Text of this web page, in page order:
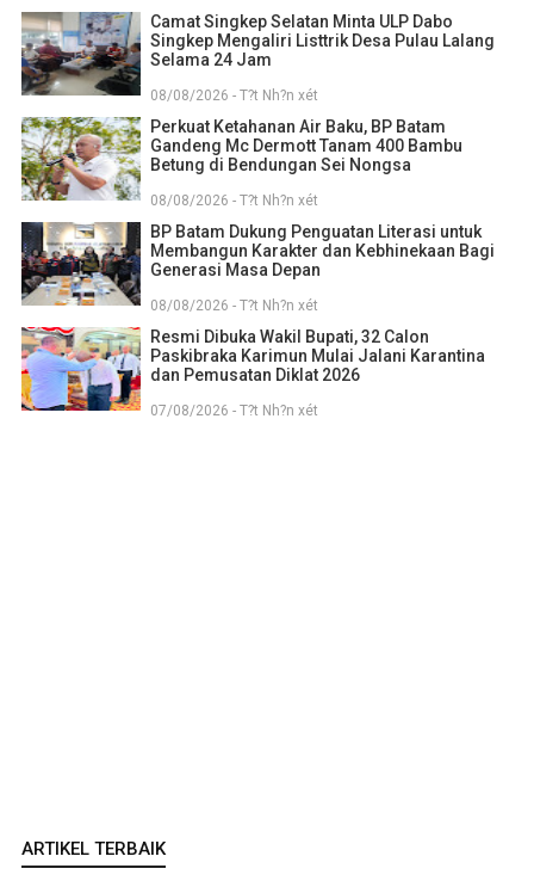
Camat Singkep Selatan Minta ULP Dabo
Singkep Mengaliri Listtrik Desa Pulau Lalang
Selama 24 Jam
08/08/2026 - T?t Nh?n xét
Perkuat Ketahanan Air Baku, BP Batam
Gandeng Mc Dermott Tanam 400 Bambu
Betung di Bendungan Sei Nongsa
08/08/2026 - T?t Nh?n xét
BP Batam Dukung Penguatan Literasi untuk
Membangun Karakter dan Kebhinekaan Bagi
Generasi Masa Depan
08/08/2026 - T?t Nh?n xét
Resmi Dibuka Wakil Bupati, 32 Calon
Paskibraka Karimun Mulai Jalani Karantina
dan Pemusatan Diklat 2026
07/08/2026 - T?t Nh?n xét
ARTIKEL TERBAIK